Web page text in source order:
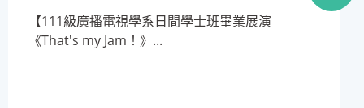
【111級廣播電視學系日間學士班畢業展演
《That's my Jam！》...